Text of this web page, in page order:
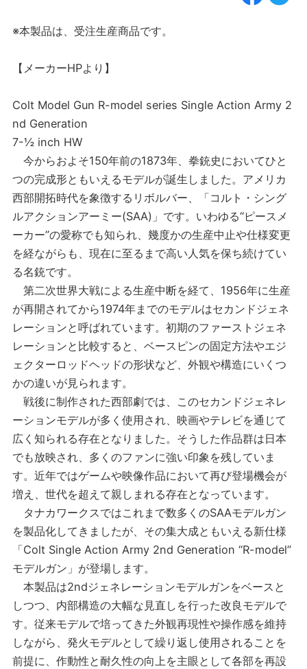
※本製品は、受注生産商品です。
【メーカーHPより】
Colt Model Gun R-model series Single Action Army 2
nd Generation
7-½ inch HW
今からおよそ150年前の1873年、拳銃史においてひと
つの完成形ともいえるモデルが誕生しました。アメリカ
西部開拓時代を象徴するリボルバー、「コルト・シング
ルアクションアーミー(SAA)」です。いわゆる“ピースメ
ーカー”の愛称でも知られ、幾度かの生産中止や仕様変更
を経ながらも、現在に至るまで高い人気を保ち続けてい
る名銃です。
第二次世界大戦による生産中断を経て、1956年に生産
が再開されてから1974年までのモデルはセカンドジェネ
レーションと呼ばれています。初期のファーストジェネ
レーションと比較すると、ベースピンの固定方法やエジ
ェクターロッドヘッドの形状など、外観や構造にいくつ
かの違いが見られます。
戦後に制作された西部劇では、このセカンドジェネレ
ーションモデルが多く使用され、映画やテレビを通じて
広く知られる存在となりました。そうした作品群は日本
でも放映され、多くのファンに強い印象を残していま
す。近年ではゲームや映像作品において再び登場機会が
増え、世代を超えて親しまれる存在となっています。
タナカワークスではこれまで数多くのSAAモデルガン
を製品化してきましたが、その集大成ともいえる新仕様
「Colt Single Action Army 2nd Generation “R-model”
モデルガン」が登場します。
本製品は2ndジェネレーションモデルガンをベースと
しつつ、内部構造の大幅な見直しを行った改良モデルで
す。従来モデルで培ってきた外観再現性や操作感を維持
しながら、発火モデルとして繰り返し使用されることを
前提に、作動性と耐久性の向上を主眼として各部を再設